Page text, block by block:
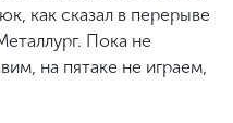
как сказал в перерыве
Пока не
на пятаке не играем,